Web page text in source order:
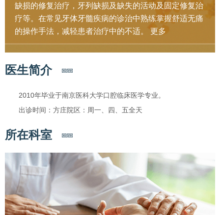
缺损的修复治疗，牙列缺损及缺失的活动及固定修复治
疗等。在常见牙体牙髓疾病的诊治中熟练掌握舒适无痛
的操作手法，减轻患者治疗中的不适。更多
医生简介
2010年毕业于南京医科大学口腔临床医学专业。
出诊时间：方庄院区：周一、四、五全天
所在科室